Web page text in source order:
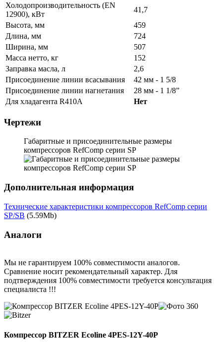
Холодопроизводительность (EN
12900), кВт
41,7
Высота, мм
459
Длина, мм
724
Ширина, мм
507
Масса нетто, кг
152
Заправка масла, л
2,6
Присоединение линии всасывания
42 мм - 1 5/8
Присоединение линии нагнетания
28 мм - 1 1/8”
Для хладагента R410A
Нет
Чертежи
Габаритные и присоединительные размеры
компрессоров RefComp серии SP
Дополнительная информация
Технические характеристики компрессоров RefComp серии
SP/SB (5.59Mb)
Аналоги
Мы не гарантируем 100% совместимости аналогов.
Сравнение носит рекомендательный характер. Для
подтверждения 100% совместимости требуется консультация
специалиста !!!
Компрессор BITZER Ecoline 4PES-12Y-40P